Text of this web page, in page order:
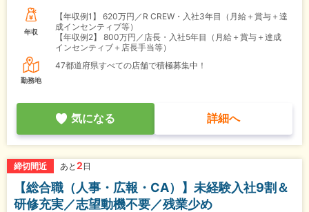
年収
【年収例1】
620万円／R CREW・入社3年目（月給＋賞与＋達
成インセンティブ等）
【年収例2】
800万円／店長・入社5年目（月給＋賞与＋達成
インセンティブ＋店長手当等）
勤務地
47都道府県すべての店舗で積極募集中！
気になる 詳細へ
締切間近 あと 2 日
【総合職（人事・広報・CA）】未経験入社9割＆
研修充実／志望動機不要／残業少め